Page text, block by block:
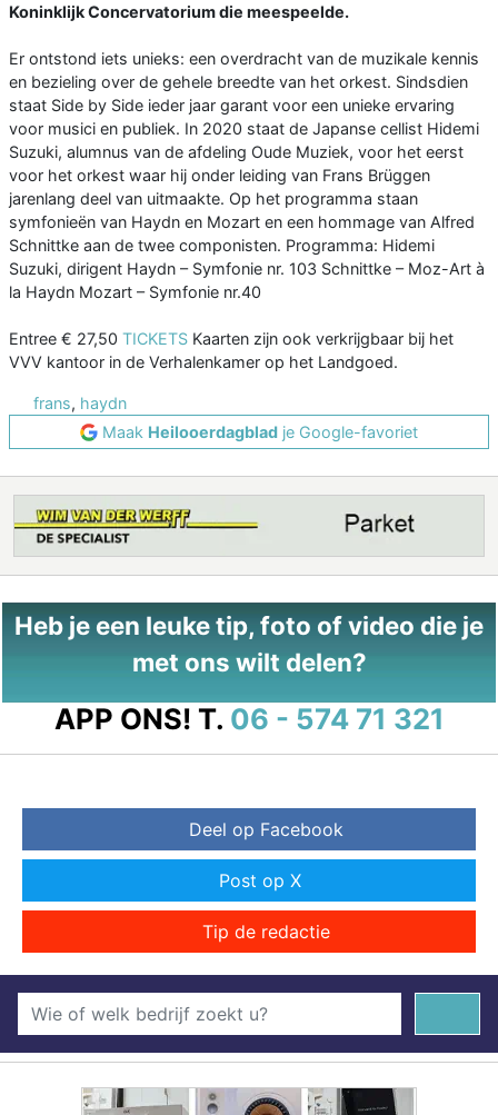
Koninklijk Concervatorium die meespeelde.
Er ontstond iets unieks: een overdracht van de muzikale kennis
en bezieling over de gehele breedte van het orkest. Sindsdien
staat Side by Side ieder jaar garant voor een unieke ervaring
voor musici en publiek. In 2020 staat de Japanse cellist Hidemi
Suzuki, alumnus van de afdeling Oude Muziek, voor het eerst
voor het orkest waar hij onder leiding van Frans Brüggen
jarenlang deel van uitmaakte. Op het programma staan
symfonieën van Haydn en Mozart en een hommage van Alfred
Schnittke aan de twee componisten. Programma: Hidemi
Suzuki, dirigent Haydn – Symfonie nr. 103 Schnittke – Moz-Art à
la Haydn Mozart – Symfonie nr.40
Entree € 27,50 TICKETS Kaarten zijn ook verkrijgbaar bij het
VVV kantoor in de Verhalenkamer op het Landgoed.
frans, haydn
Maak Heilooerdagblad je Google-favoriet
Heb je een leuke tip, foto of video die je
met ons wilt delen?
APP ONS! T. 06 - 574 71 321
Deel op Facebook
Post op X
Tip de redactie